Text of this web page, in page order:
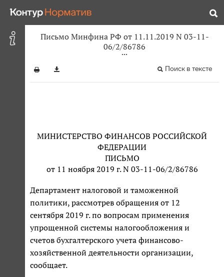
Письмо Минфина РФ от 11.11.2019 N 03-11-
06/2/86786
Поиск в тексте
МИНИСТЕРСТВО ФИНАНСОВ РОССИЙСКОЙ
ФЕДЕРАЦИИ
ПИСЬМО
от 11 ноября 2019 г. N 03-11-06/2/86786
Департамент налоговой и таможенной
политики, рассмотрев обращения от 12
сентября 2019 г. по вопросам применения
упрощенной системы налогообложения и
счетов бухгалтерского учета финансово-
хозяйственной деятельности организации,
сообщает.